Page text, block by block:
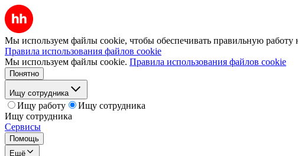
Мы используем файлы cookie, чтобы обеспечивать правильную работу
Правила использования файлов cookie
Мы используем файлы cookie. Правила использования файлов cookie
Понятно
Ищу сотрудника
Ищу работу
Ищу сотрудника
Ищу сотрудника
Сервисы
Помощь
Ещё